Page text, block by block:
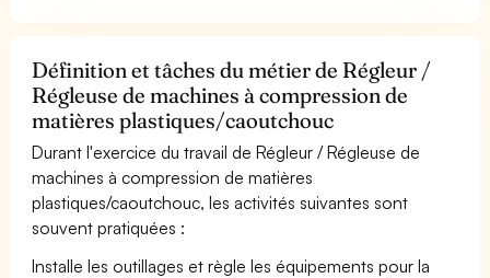
Définition et tâches du métier de Régleur /
Régleuse de machines à compression de
matières plastiques/caoutchouc
Durant l'exercice du travail de Régleur / Régleuse de
machines à compression de matières
plastiques/caoutchouc, les activités suivantes sont
souvent pratiquées :
Installe les outillages et règle les équipements pour la